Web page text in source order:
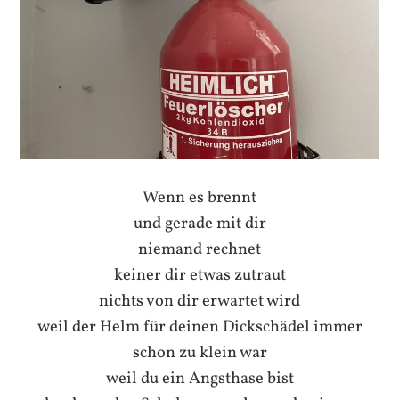
Wenn es brennt
und gerade mit dir
niemand rechnet
keiner dir etwas zutraut
nichts von dir erwartet wird
weil der Helm für deinen Dickschädel immer
schon zu klein war
weil du ein Angsthase bist